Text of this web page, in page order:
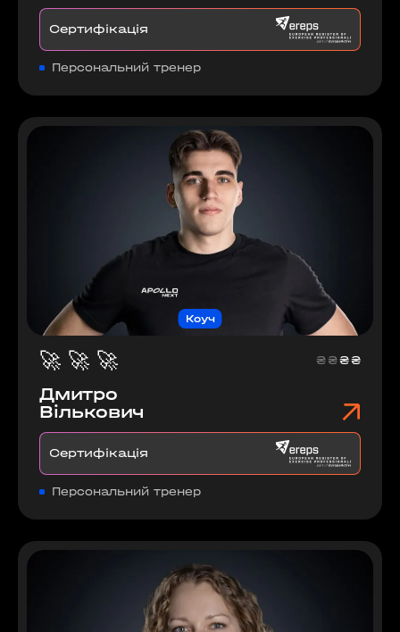
Сертифікація
Персональний тренер
Коуч
🚀 🚀 🚀 ₴
₴
₴
₴
Дмитро
Вількович
Сертифікація
Персональний тренер